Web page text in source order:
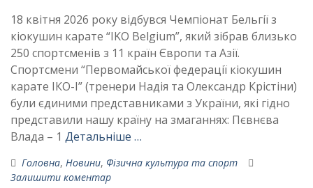
18 квітня 2026 року відбувся Чемпіонат Бельгії з
кіокушин карате “IKO Belgium”, який зібрав близько
250 спортсменів з 11 країн Європи та Азії.
Спортсмени “Первомайської федерації кіокушин
карате ІКО-І” (тренери Надія та Олександр Крістіни)
були єдиними представниками з України, які гідно
представили нашу країну на змаганнях: Пєвнєва
Влада – 1 Детальніше …
Головна, Новини, Фізична культура та спорт
Залишити коментар